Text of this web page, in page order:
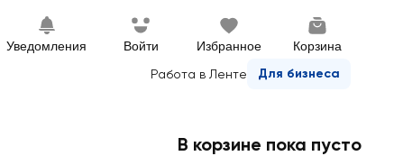
Уведомления Войти Избранное Корзина
Работа в Ленте Для бизнеса
В корзине пока пусто